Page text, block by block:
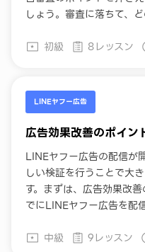
しょう。審査に落ちて、
初級
8レッスン
LINEヤフー広告
広告効果改善のポイン
LINEヤフー広告の配信が
しい検証を行うことで大
す。まずは、広告効果改
でにLINEヤフー広告を配
すすめです。
中級 9レッスン